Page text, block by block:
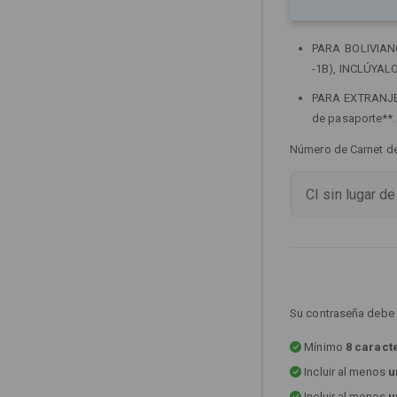
PARA
-1B),
PARA
de pasaporte**.
Número de Carnet
Su contraseña
Mínimo 8
Incluir al menos